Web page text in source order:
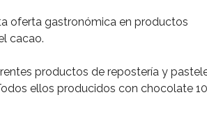
oferta gastronómica en productos
cacao.
productos de repostería y
ellos producidos con chocolate